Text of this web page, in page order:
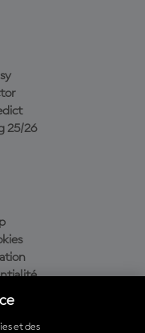
25/26
et des